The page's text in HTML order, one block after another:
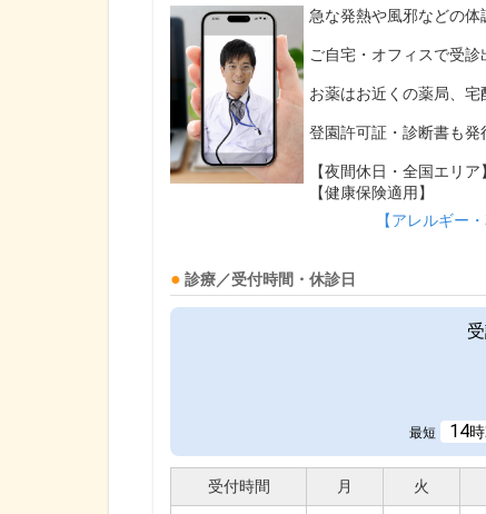
急な発熱や風邪などの体
ご自宅・オフィスで受診
お薬はお近くの薬局、宅
登園許可証・診断書も発
【夜間休日・全国エリア】
【健康保険適用】
【アレルギー
診療／受付時間・休診日
最短 14時
受付時間 月 火